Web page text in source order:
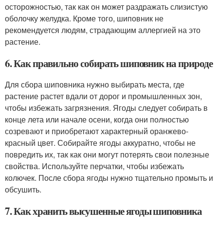
осторожностью, так как он может раздражать слизистую
оболочку желудка. Кроме того, шиповник не
рекомендуется людям, страдающим аллергией на это
растение.
6. Как правильно собирать шиповник на природе
Для сбора шиповника нужно выбирать места, где
растение растет вдали от дорог и промышленных зон,
чтобы избежать загрязнения. Ягоды следует собирать в
конце лета или начале осени, когда они полностью
созревают и приобретают характерный оранжево-
красный цвет. Собирайте ягоды аккуратно, чтобы не
повредить их, так как они могут потерять свои полезные
свойства. Используйте перчатки, чтобы избежать
колючек. После сбора ягоды нужно тщательно промыть и
обсушить.
7. Как хранить высушенные ягоды шиповника